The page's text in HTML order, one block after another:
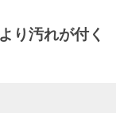
り汚れが付く